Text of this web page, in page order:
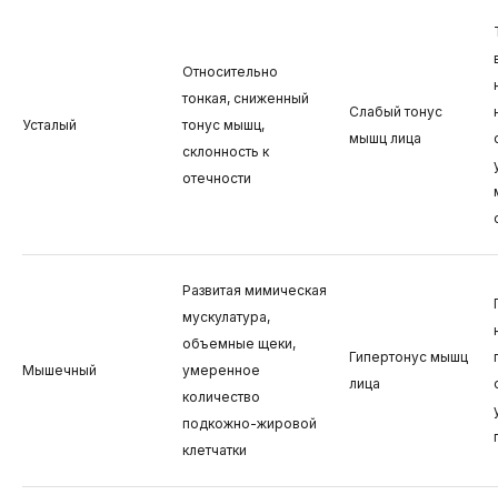
Усталый
Относительно
тонкая, сниженный
тонус мышц,
склонность к
отечности
Слабый тонус
мышц лица
Мышечный
Развитая мимическая
мускулатура,
объемные щеки,
умеренное
количество
подкожно-жировой
клетчатки
Гипертонус мышц
лица